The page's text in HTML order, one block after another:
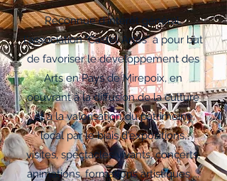
Reconnue d'intérêt général,
l'association "Castel Artès" a pour but
de favoriser le développement des
Arts en Pays de Mirepoix, en
oeuvrant à la diffusion de la culture
et à la valorisation du patrimoine
local par le biais d'expositions,
visites, spectacles vivants, concerts,
animations, formations artistiques ...